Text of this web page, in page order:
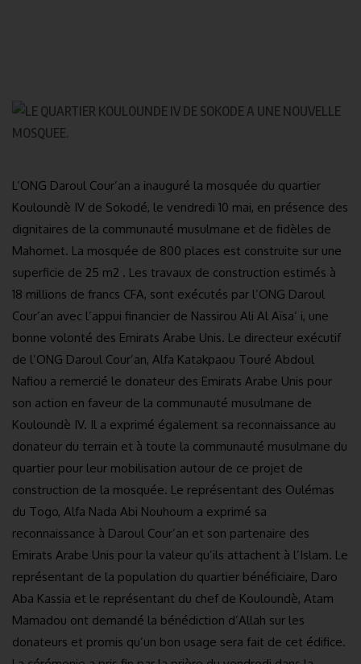
L’ONG Daroul Cour’an a inauguré la mosquée du quartier
Kouloundè IV de Sokodé, le vendredi 10 mai, en présence des
dignitaires de la communauté musulmane et de fidèles de
Mahomet. La mosquée de 800 places est construite sur une
superficie de 25 m2 . Les travaux de construction estimés à
18 millions de francs CFA, sont exécutés par l’ONG Daroul
Cour’an avec l’appui financier de Nassirou Ali Al Aïsa’ i, une
bonne volonté des Emirats Arabe Unis. Le directeur exécutif
de l’ONG Daroul Cour’an, Alfa Katakpaou Touré Abdoul
Nafiou a remercié le donateur des Emirats Arabe Unis pour
son action en faveur de la communauté musulmane de
Kouloundè IV. Il a exprimé également sa reconnaissance au
donateur du terrain et à toute la communauté musulmane du
quartier pour leur mobilisation autour de ce projet de
construction de la mosquée. Le représentant des Oulémas
du Togo, Alfa Nada Abi Nouhoum a exprimé sa
reconnaissance à Daroul Cour’an et son partenaire des
Emirats Arabe Unis pour la valeur qu’ils attachent à l’Islam. Le
représentant de la population du quartier bénéficiaire, Daro
Aba Kassia et le représentant du chef de Kouloundè, Atam
Mamadou ont demandé la bénédiction d’Allah sur les
donateurs et promis qu’un bon usage sera fait de cet édifice.